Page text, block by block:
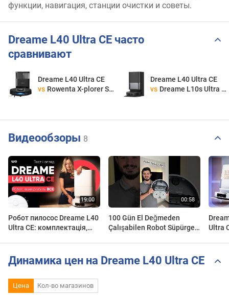
функции, навигация, станции очистки и советы.
Dreame L40 Ultra CE часто
сравнивают
Dreame L40 Ultra CE
vs Rowenta X-plorer Serie 575 Max Standard RR 95A5 E0
Dreame L40 Ultra CE
vs Dreame L10s Ultra Gen 3
Видеообзоры 8
Робот пилосос Dreame L40
Ultra CE: комплектація,
100 Gün El Değmeden
Çalışabilen Robot Süpürge -
Ultra
Динамика цен на Dreame L40 Ultra CE
Цена Кол-во магазинов